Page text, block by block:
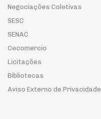
Negociações Coletivas
SESC
SENAC
Cecomercio
Licitações
Bibliotecas
Aviso Externo de Privacidade